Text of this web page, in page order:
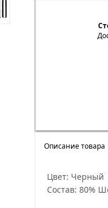
Описание товара
Цвет: Черный
Состав: 80%